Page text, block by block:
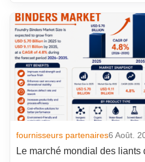
fournisseurs partenaires6 Août.
Le marché mondial des liants